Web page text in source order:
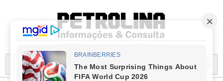
MENU...